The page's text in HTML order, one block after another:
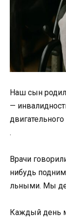
Наш сын
—
двигательного
.
Врачи
нибудь
льными. Мы
Каждый день